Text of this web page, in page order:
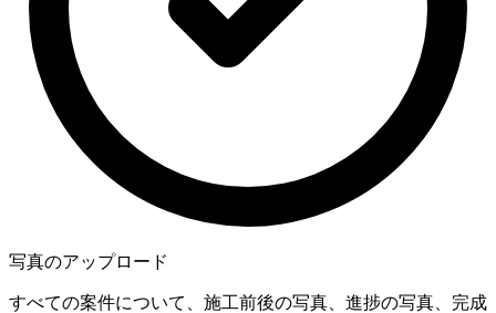
写真のアップロード
すべての案件について、施工前後の写真、進捗の写真、完成